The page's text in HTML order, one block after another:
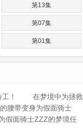
第13集
第07集
第01集
特工！ 在梦境中为拯救
腰带变身为假面骑士
面骑士ZZZ的梦境任